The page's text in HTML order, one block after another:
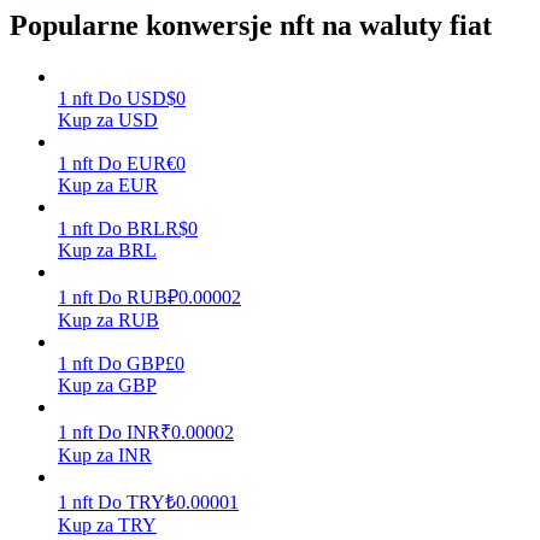
Zarabiać
Codziennie zdobywaj konkurencyjne nagrody
Popularne konwersje nft na waluty fiat
1 nft Do USD$0
Kup za USD
1 nft Do EUR€0
Kup za EUR
1 nft Do BRLR$0
Kup za BRL
1 nft Do RUB₽0.00002
Kup za RUB
1 nft Do GBP£0
Kup za GBP
1 nft Do INR₹0.00002
Kup za INR
1 nft Do TRY₺0.00001
Kup za TRY